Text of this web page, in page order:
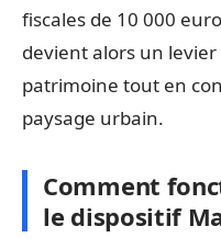
fiscales de 10 000
devient alors un
patrimoine tout en
paysage urbain.
Comment
le dispositif